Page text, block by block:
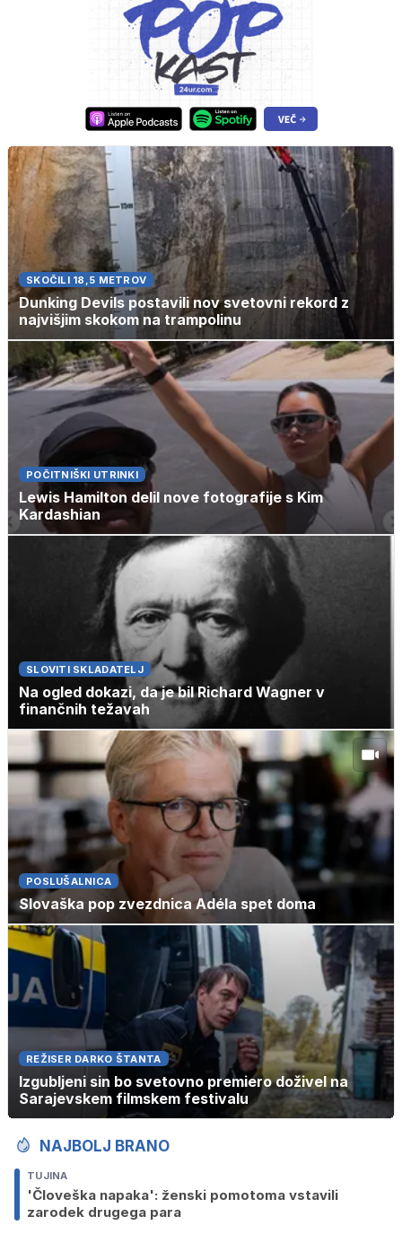
SKOČILI 18,5 METROV
Dunking Devils postavili nov svetovni rekord z
najvišjim skokom na trampolinu
POČITNIŠKI UTRINKI
Lewis Hamilton delil nove fotografije s Kim
Kardashian
SLOVITI SKLADATELJ
Na ogled dokazi, da je bil Richard Wagner v
finančnih težavah
POSLUŠALNICA
Slovaška pop zvezdnica Adéla spet doma
REŽISER DARKO ŠTANTA
Izgubljeni sin bo svetovno premiero doživel na
Sarajevskem filmskem festivalu
NAJBOLJ BRANO
TUJINA
'Človeška napaka': ženski pomotoma vstavili
zarodek drugega para